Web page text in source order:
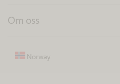
Om oss
Norway